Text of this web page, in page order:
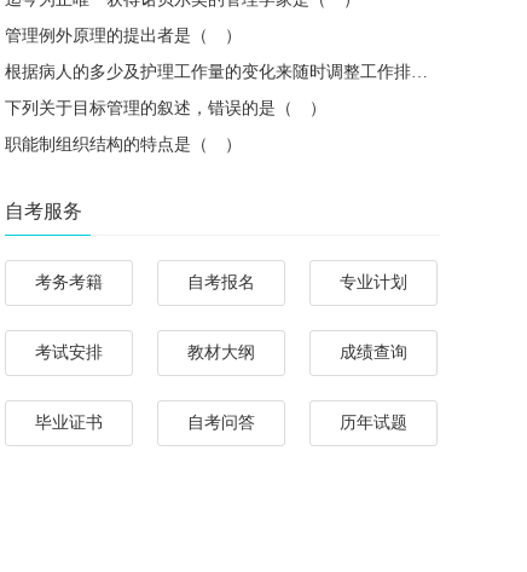
管理例外原理的提出者是（ ）
根据病人的多少及护理工作量的变化来随时调整工作排班，体现了管理中的（ ）
下列关于目标管理的叙述，错误的是（ ）
职能制组织结构的特点是（ ）
自考服务
考务考籍 自考报名 专业计划
考试安排 教材大纲 成绩查询
毕业证书 自考问答 历年试题